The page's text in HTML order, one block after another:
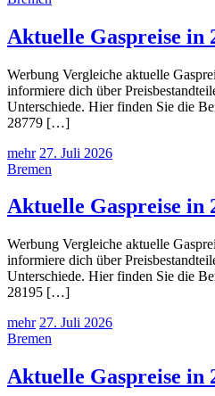
Aktuelle Gaspreise in
Werbung Vergleiche aktuelle
informiere dich über
Unterschiede. Hier finden Sie die
28779 […]
mehr 27. Juli 2026
Bremen
Aktuelle Gaspreise in
Werbung Vergleiche aktuelle
informiere dich über
Unterschiede. Hier finden Sie die
28195 […]
mehr 27. Juli 2026
Bremen
Aktuelle Gaspreise in